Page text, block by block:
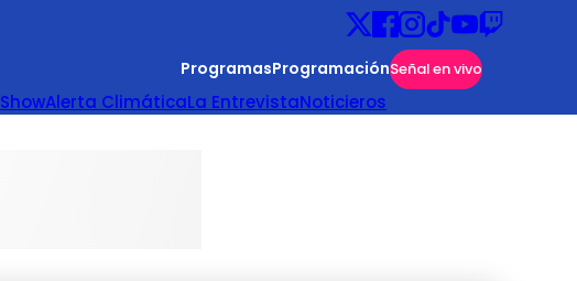
ProgramasProgramaciónSeñal en vivo
ShowAlerta ClimáticaLa EntrevistaNoticieros